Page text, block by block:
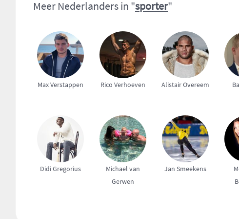
Meer Nederlanders in "sporter"
Max Verstappen Rico Verhoeven Alistair Overeem
Didi Gregorius
Michael van
Gerwen
Jan Smeekens